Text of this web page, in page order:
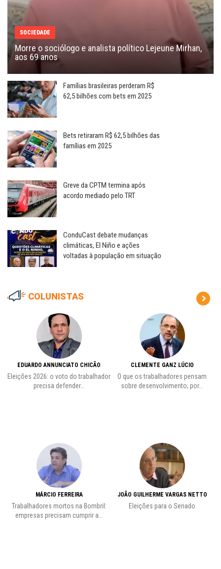
SOCIEDADE
Morre o sociólogo e analista político Lejeune Mirhan,
aos 69 anos
Famílias brasileiras perderam R$
62,5 bilhões com bets em 2025
Bets retiraram R$ 62,5 bilhões das
famílias em 2025
Greve da CPTM termina após
acordo mediado pelo TRT
ConduCast debate mudanças
climáticas, El Niño e ações
voltadas à população em situação
COLUNISTAS
EDUARDO ANNUNCIATO CHICÃO
Eleições 2026: o voto do trabalhador
precisa defender...
MÁRCIO FERREIRA
Trabalhadores mortos na Bombril:
empresas precisam cumprir a...
CLEMENTE GANZ LÚCIO
O que os trabalhadores pensam
sobre desenvolvimento; por...
JOÃO GUILHERME VARGAS NETTO
Eleições para o Senado